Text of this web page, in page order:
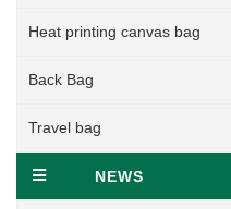
Heat printing canvas bag
Back Bag
Travel bag
NEWS